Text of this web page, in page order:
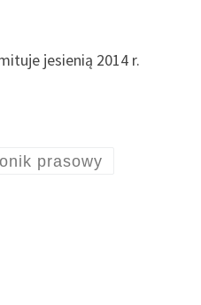
jesienią 2014 r.
prasowy